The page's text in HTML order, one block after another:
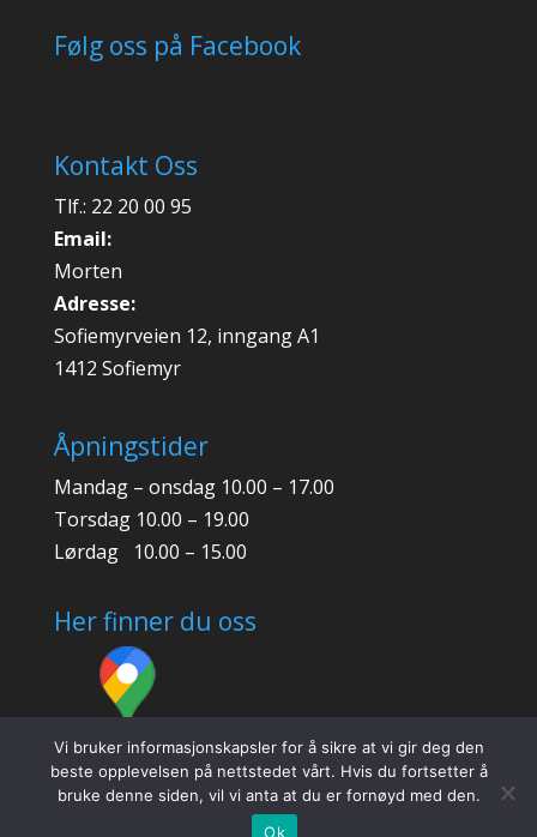
Følg oss på Facebook
Kontakt Oss
Tlf.: 22 20 00 95
Email:
Morten
Adresse:
Sofiemyrveien 12, inngang A1
1412 Sofiemyr
Åpningstider
Mandag – onsdag 10.00 – 17.00
Torsdag 10.00 – 19.00
Lørdag 10.00 – 15.00
Her finner du oss
Vi bruker informasjonskapsler for å sikre at vi gir deg den
beste opplevelsen på nettstedet vårt. Hvis du fortsetter å
bruke denne siden, vil vi anta at du er fornøyd med den.
Ok